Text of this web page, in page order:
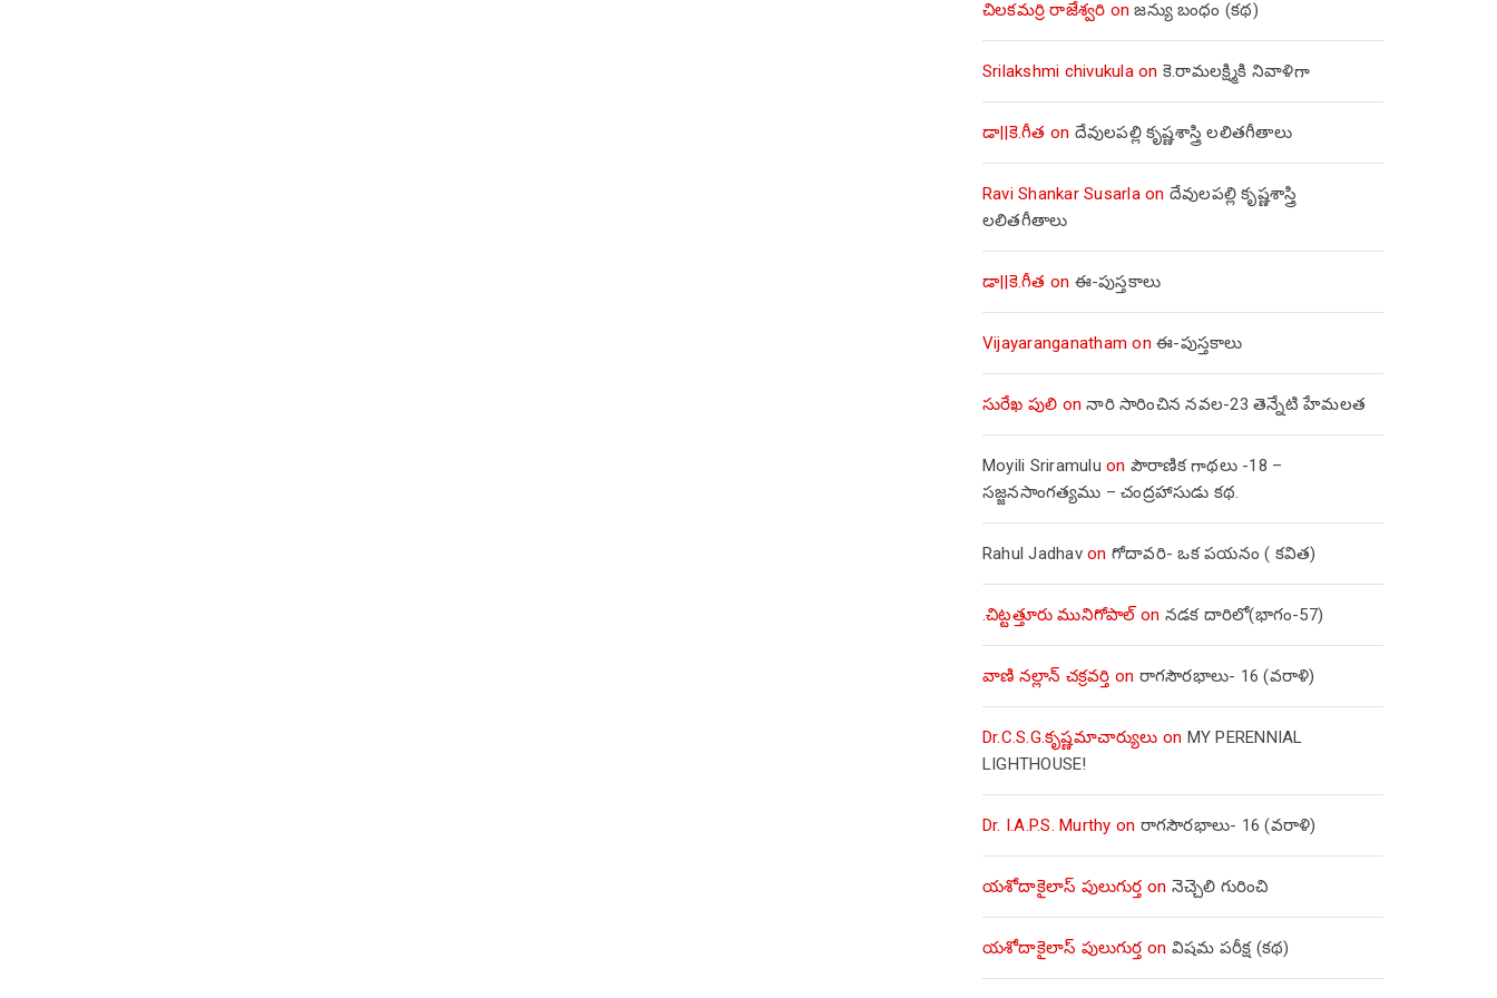
చిలకమర్రి రాజేశ్వరి onజన్యు బంధం (కథ)
Srilakshmi chivukulaon కె.రామలక్ష్మికి నివాళిగా
డా||కె.గీత on దేవులపల్లి కృష్ణశాస్త్రి లలితగీతాలు
Ravi Shankar Susarlaon దేవులపల్లి కృష్ణశాస్త్రి
లలితగీతాలు
డా||కె.గీత on ఈ-పుస్తకాలు
Vijayaranganatham onఈ-పుస్తకాలు
సురేఖ పులి onనారి సారించిన నవల-23 తెన్నేటి హేమలత
Moyili Sriramulu on పౌరాణిక గాథలు -18 –
సజ్జనసాంగత్యము – చంద్రహాసుడు కథ.
Rahul Jadhavon గోదావరి- ఒక పయనం ( కవిత)
.చిట్టత్తూరు మునిగోపాల్on నడక దారిలో(భాగం-57)
వాణి నల్లాన్ చక్రవర్తి on రాగసౌరభాలు- 16 (వరాళి)
Dr.C.S.G.కృష్ణమాచార్యులు on MY PERENNIAL
LIGHTHOUSE!
Dr. I.A.P.S. Murthy on రాగసౌరభాలు- 16 (వరాళి)
యశోదాకైలాస్ పులుగుర్త on నెచ్చెలి గురించి
యశోదాకైలాస్ పులుగుర్త on విషమ పరీక్ష (క‌థ‌)